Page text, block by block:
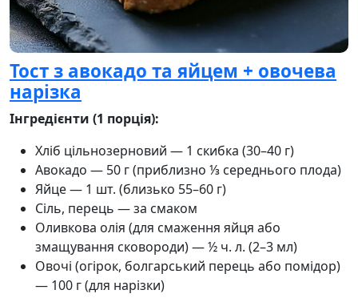
Тост з авокадо та яйцем + овочева
нарізка
Інгредієнти (1 порція):
Хліб цільнозерновий — 1 скибка (30–40 г)
Авокадо — 50 г (приблизно ⅓ середнього плода)
Яйце — 1 шт. (близько 55–60 г)
Сіль, перець — за смаком
Оливкова олія (для смаження яйця або
змащування сковороди) — ½ ч. л. (2–3 мл)
Овочі (огірок, болгарський перець або помідор)
— 100 г (для нарізки)